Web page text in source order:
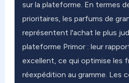
sur la plateforme. En termes
prioritaires, les parfums de
représentent l'achat le plus
plateforme Primor : leur
excellent, ce qui optimise les
réexpédition au gramme. Les